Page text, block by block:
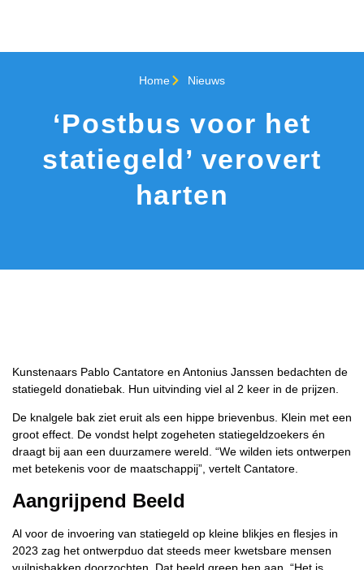
Home Nieuws
‘Postbus voor het
statiegeld’ verovert
harten
Kunstenaars Pablo Cantatore en Antonius Janssen bedachten de
statiegeld donatiebak. Hun uitvinding viel al 2 keer in de prijzen.
De knalgele bak ziet eruit als een hippe brievenbus. Klein met een
groot effect. De vondst helpt zogeheten statiegeldzoekers én
draagt bij aan een duurzamere wereld. “We wilden iets ontwerpen
met betekenis voor de maatschappij”, vertelt Cantatore.
Aangrijpend Beeld
Al voor de invoering van statiegeld op kleine blikjes en flesjes in
2023 zag het ontwerpduo dat steeds meer kwetsbare mensen
vuilnisbakken doorzochten. Dat beeld greep hen aan. “Het is